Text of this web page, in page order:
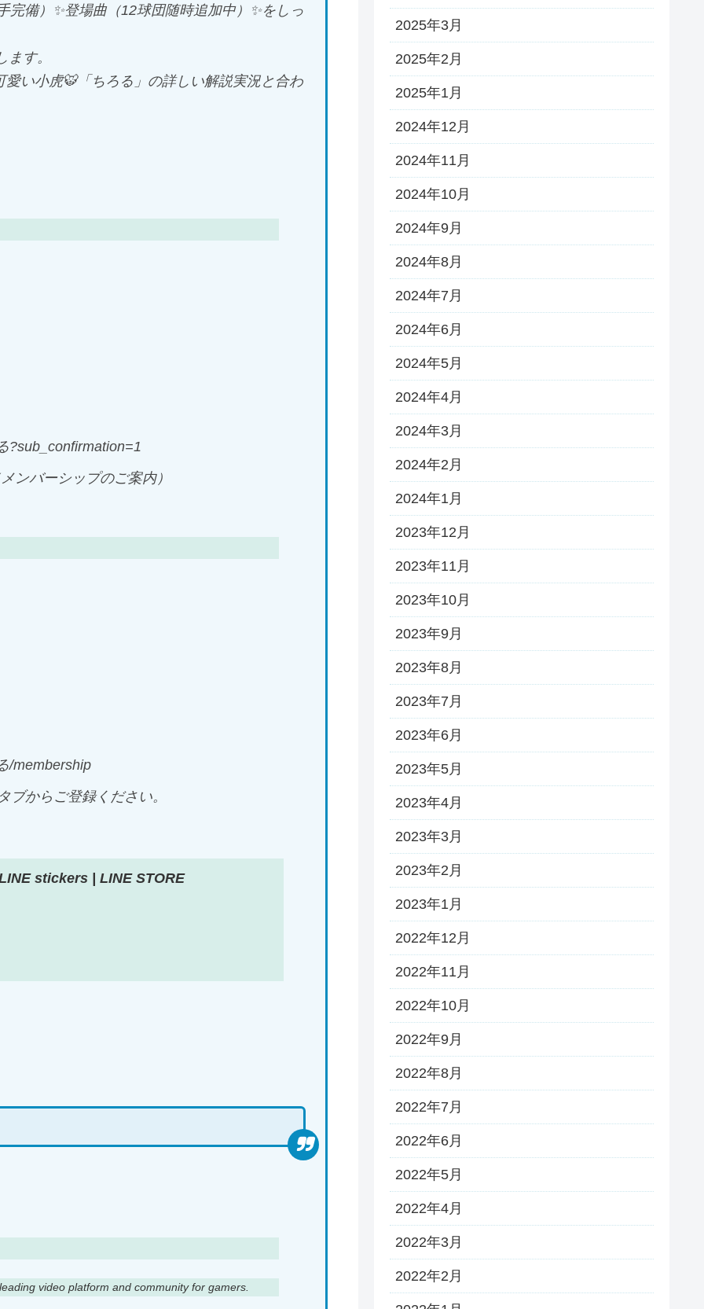
備）✨登場曲（12球団随時追加中）✨をしっ
す。
い小虎🐯「ちろる」の詳しい解説実況と合わ
?sub_confirmation=1
ンバーシップのご案内）
/membership
からご登録ください。
stickers | LINE STORE
video platform and community for gamers.
2025年3月
2025年2月
2025年1月
2024年12月
2024年11月
2024年10月
2024年9月
2024年8月
2024年7月
2024年6月
2024年5月
2024年4月
2024年3月
2024年2月
2024年1月
2023年12月
2023年11月
2023年10月
2023年9月
2023年8月
2023年7月
2023年6月
2023年5月
2023年4月
2023年3月
2023年2月
2023年1月
2022年12月
2022年11月
2022年10月
2022年9月
2022年8月
2022年7月
2022年6月
2022年5月
2022年4月
2022年3月
2022年2月